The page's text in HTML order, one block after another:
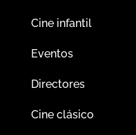
Cine infantil
Eventos
Directores
Cine clásico